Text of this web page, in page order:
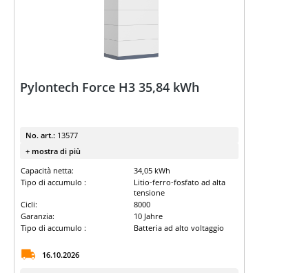
Pylontech Force H3 35,84 kWh
No. art.: 13577
+ mostra di più
Capacità netta:
34,05 kWh
Tipo di accumulo :
Litio-ferro-fosfato ad alta
tensione
Cicli:
8000
Garanzia:
10 Jahre
Tipo di accumulo :
Batteria ad alto voltaggio
16.10.2026